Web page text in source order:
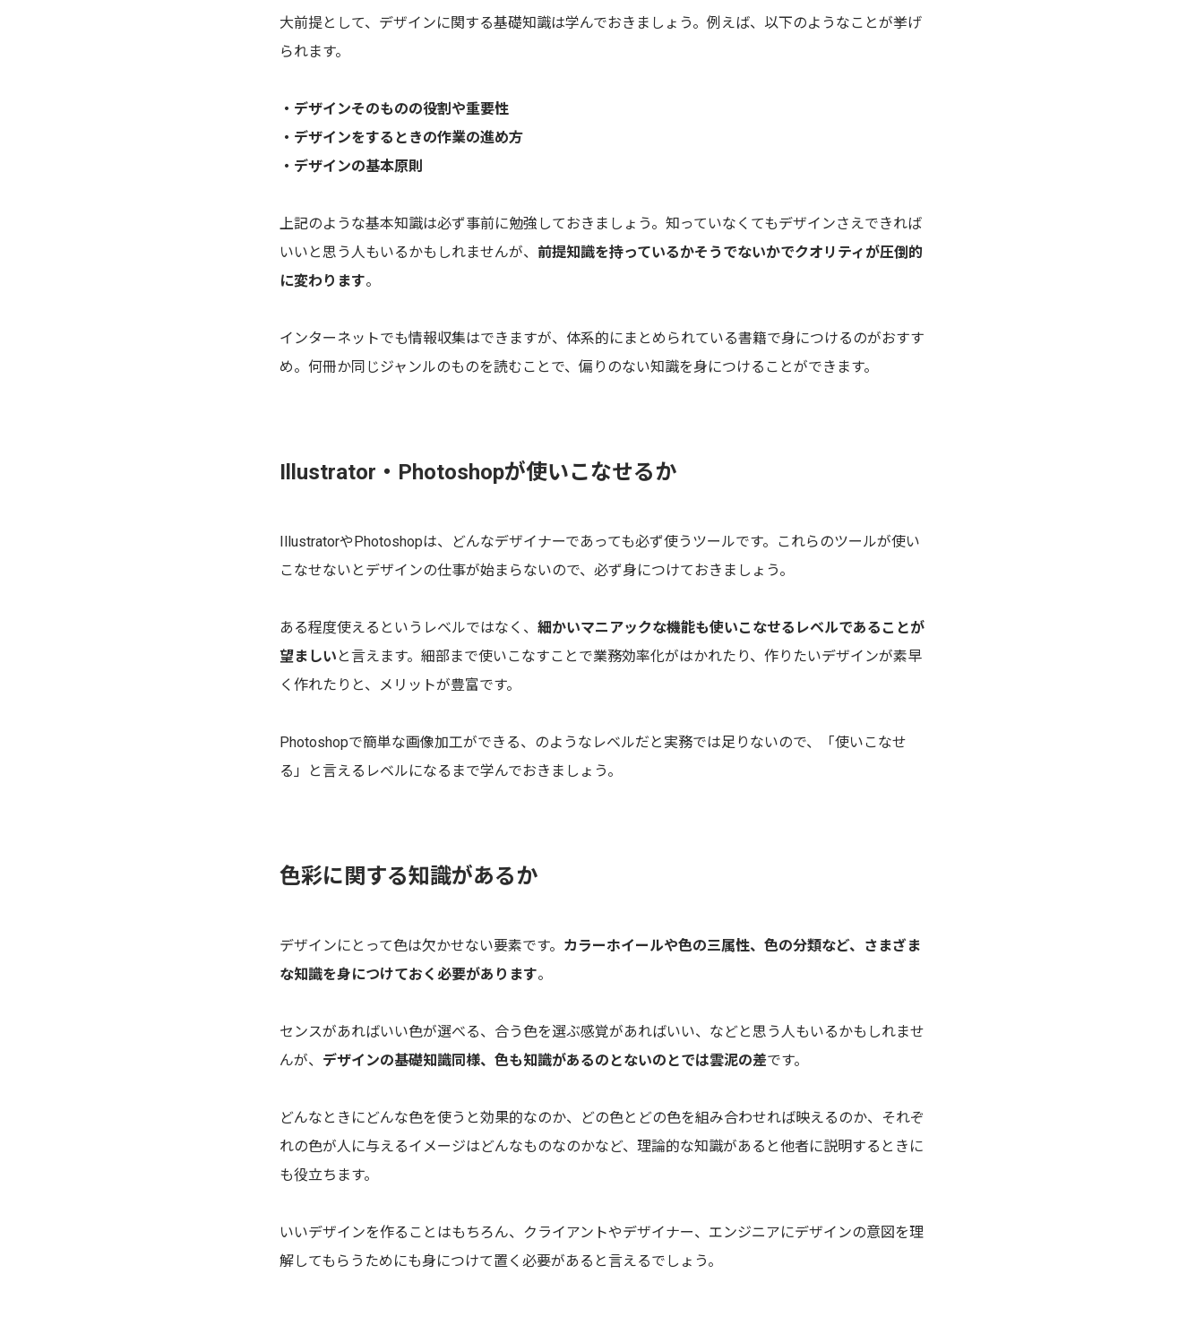
大前提として、デザインに関する基礎知識は学んでおきましょう。例えば、以下のようなことが挙げ
られます。
・デザインそのものの役割や重要性
・デザインをするときの作業の進め方
・デザインの基本原則
上記のような基本知識は必ず事前に勉強しておきましょう。知っていなくてもデザインさえできれば
いいと思う人もいるかもしれませんが、 前提知識を持っているかそうでないかでクオリティが圧倒的
に変わります。
インターネットでも情報収集はできますが、体系的にまとめられている書籍で身につけるのがおすす
め。何冊か同じジャンルのものを読むことで、偏りのない知識を身につけることができます。
Illustrator・Photoshopが使いこなせるか
IllustratorやPhotoshopは、どんなデザイナーであっても必ず使うツールです。これらのツールが使い
こなせないとデザインの仕事が始まらないので、必ず身につけておきましょう。
ある程度使えるというレベルではなく、 細かいマニアックな機能も使いこなせるレベルであることが
望ましい と言えます。細部まで使いこなすことで業務効率化がはかれたり、作りたいデザインが素早
く作れたりと、メリットが豊富です。
Photoshopで簡単な画像加工ができる、のようなレベルだと実務では足りないので、「使いこなせ
る」と言えるレベルになるまで学んでおきましょう。
色彩に関する知識があるか
デザインにとって色は欠かせない要素です。 カラーホイールや色の三属性、色の分類など、さまざま
な知識を身につけておく必要があります。
センスがあればいい色が選べる、合う色を選ぶ感覚があればいい、などと思う人もいるかもしれませ
んが、 デザインの基礎知識同様、色も知識があるのとないのとでは雲泥の差です。
どんなときにどんな色を使うと効果的なのか、どの色とどの色を組み合わせれば映えるのか、それぞ
れの色が人に与えるイメージはどんなものなのかなど、理論的な知識があると他者に説明するときに
も役立ちます。
いいデザインを作ることはもちろん、クライアントやデザイナー、エンジニアにデザインの意図を理
解してもらうためにも身につけて置く必要があると言えるでしょう。